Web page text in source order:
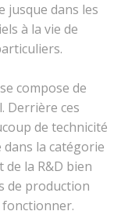
jusque dans les
à la vie de
compose de
Derrière ces
de technicité
la catégorie
la R&D bien
de production